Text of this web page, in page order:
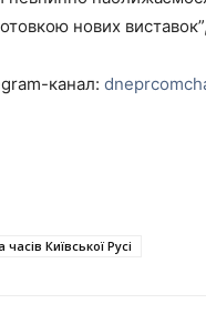
нових
канал:
часів Київської Русі